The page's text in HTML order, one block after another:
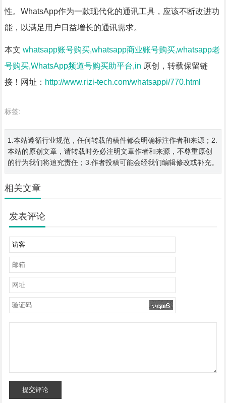
性。WhatsApp作为一款现代化的通讯工具，应该不断改进功
能，以满足用户日益增长的通讯需求。
本文 whatsapp账号购买,whatsapp商业账号购买,whatsapp老
号购买,WhatsApp频道号购买助平台,in 原创，转载保留链
接！网址： http://www.rizi-tech.com/whatsappi/770.html
标签:
1.本站遵循行业规范，任何转载的稿件都会明确标注作者和来源；2.
本站的原创文章，请转载时务必注明文章作者和来源，不尊重原创
的行为我们将追究责任；3.作者投稿可能会经我们编辑修改或补充。
相关文章
发表评论
提交评论